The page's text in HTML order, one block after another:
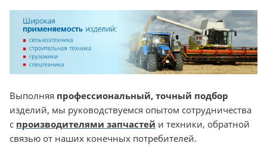
Выполняя профессиональный, точный подбор
изделий, мы руководствуемся опытом сотрудничества
с производителями запчастей и техники, обратной
связью от наших конечных потребителей.